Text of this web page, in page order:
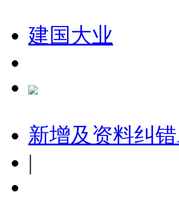
建国大业
新增及资料纠错
|